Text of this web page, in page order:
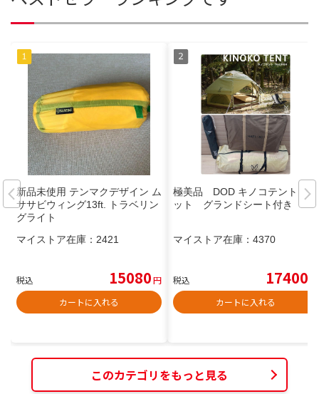
新品未使用 テンマクデザイン ム
ササビウィング13ft. トラベリン
グライト
マイストア在庫： 2421
税込 15080円
カートに入れる
極美品 DOD キノコテント マ
ット グランドシート付き
マイストア在庫： 4370
税込 17400
カートに入れる
このカテゴリをもっと見る